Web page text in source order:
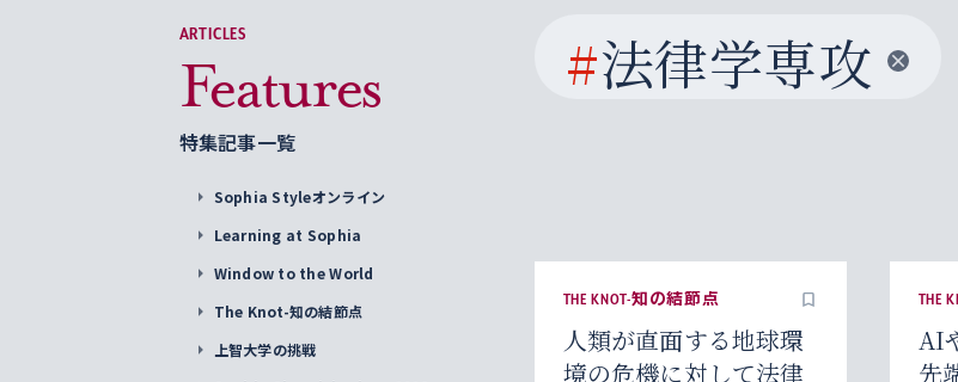
ARTICLES
Features
特集記事一覧
Sophia Styleオンライン
Learning at Sophia
Window to the World
The Knot-知の結節点
上智大学の挑戦
#法律学専攻
THE KNOT-知の結節点
人類が直面する地球環
境の危機に対して法律
THE
AI
先